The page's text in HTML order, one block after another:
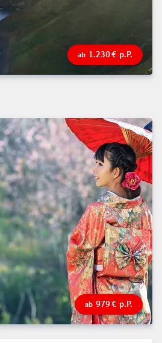
ab 1.230€ p.P.
ab 979€ p.P.